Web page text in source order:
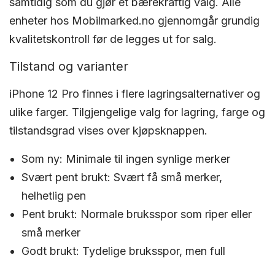
enheter hos Mobilmarked.no gjennomgår grundig
kvalitetskontroll før de legges ut for salg.
Tilstand og varianter
iPhone 12 Pro finnes i flere lagringsalternativer og
ulike farger. Tilgjengelige valg for lagring, farge og
tilstandsgrad vises over kjøpsknappen.
Som ny: Minimale til ingen synlige merker
Svært pent brukt: Svært få små merker,
helhetlig pen
Pent brukt: Normale bruksspor som riper eller
små merker
Godt brukt: Tydelige bruksspor, men full